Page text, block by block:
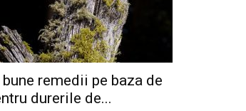
remedii pe baza de
durerile de...